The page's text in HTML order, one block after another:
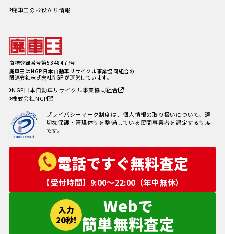
廃車王のお役立ち情報
紹介
軽自動車、何年乗り続けられる？
長持ちさせるためには
注意したい廃車買取業者とのよく
あるトラブル4選＆回避方法
廃車手続きを自分でする方必見！
り方
車の寿命の走行距離は？何年乗れ
を解説！
自動車税を滞納していても廃車に
出来る？
商標登録番号第5348477号
廃車王はNGP日本自動車リサイクル事業協同組合の
関連会社株式会社NGPが運営しています。
NGP日本自動車リサイクル事業協同組合
株式会社NGP
プライバシーマーク制度は、個人情報の取り扱いについて、適
切な保護・管理体制を整備している民間事業者を認定する制度
です。
電話ですぐ無料査定
【受付時間】9:00〜22:00（年中無休）
入力
20秒!
Webで
簡単無料査定